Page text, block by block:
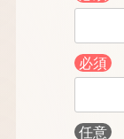
必須
任意